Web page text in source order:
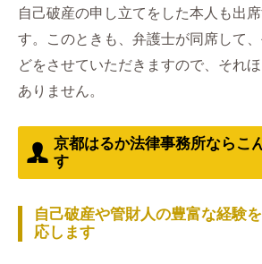
自己破産の申し立てをした本人も出
す。このときも、弁護士が同席して
どをさせていただきますので、それ
ありません。
京都はるか法律事務所ならこ
す
自己破産や管財人の豊富な経験
応します